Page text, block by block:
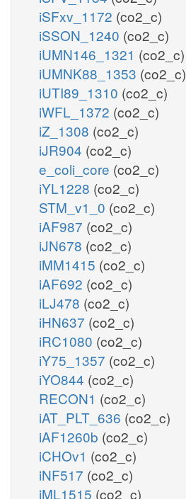
iSFxv_1172 (co2_c)
iSSON_1240 (co2_c)
iUMN146_1321 (co2_c)
iUMNK88_1353 (co2_c)
iUTI89_1310 (co2_c)
iWFL_1372 (co2_c)
iZ_1308 (co2_c)
iJR904 (co2_c)
e_coli_core (co2_c)
iYL1228 (co2_c)
STM_v1_0 (co2_c)
iAF987 (co2_c)
iJN678 (co2_c)
iMM1415 (co2_c)
iAF692 (co2_c)
iLJ478 (co2_c)
iHN637 (co2_c)
iRC1080 (co2_c)
iY75_1357 (co2_c)
iYO844 (co2_c)
RECON1 (co2_c)
iAT_PLT_636 (co2_c)
iAF1260b (co2_c)
iCHOv1 (co2_c)
iNF517 (co2_c)
iML1515 (co2_c)